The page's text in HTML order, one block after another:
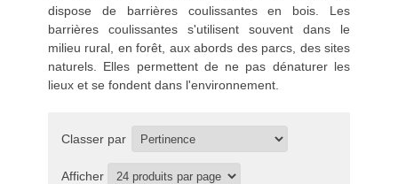
dispose de barrières coulissantes en bois. Les
barrières coulissantes s'utilisent souvent dans le
milieu rural, en forêt, aux abords des parcs, des sites
naturels. Elles permettent de ne pas dénaturer les
lieux et se fondent dans l'environnement.
Classer par
Afficher